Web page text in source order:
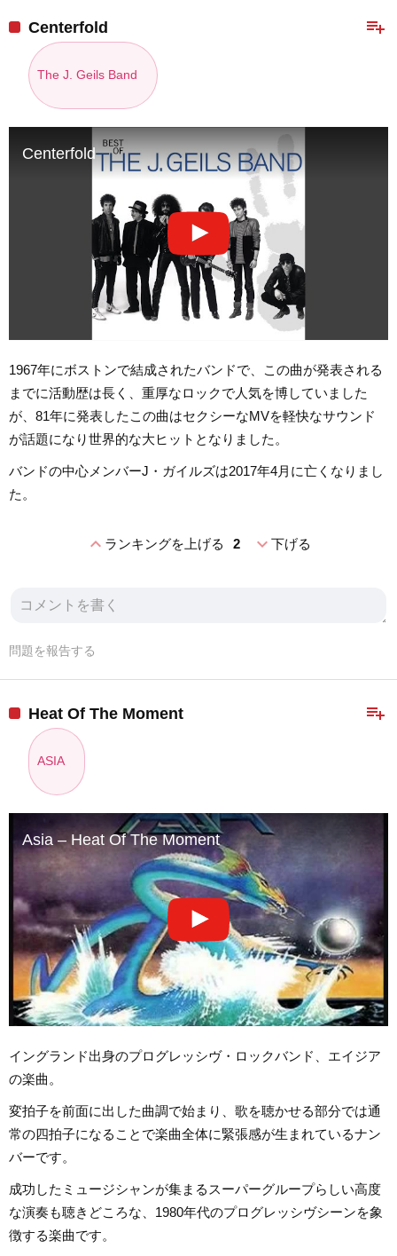
playlist_add
Centerfold
The J. Geils Band
Centerfold
1967年にボストンで結成されたバンドで、この曲が発表される
までに活動歴は長く、重厚なロックで人気を博していました
が、81年に発表したこの曲はセクシーなMVを軽快なサウンド
が話題になり世界的な大ヒットとなりました。
バンドの中心メンバーJ・ガイルズは2017年4月に亡くなりまし
た。
expand_lessランキングを上げる 2 expand_more下げる
問題を報告する
playlist_add
Heat Of The Moment
ASIA
Asia – Heat Of The Moment
イングランド出身のプログレッシヴ・ロックバンド、エイジア
の楽曲。
変拍子を前面に出した曲調で始まり、歌を聴かせる部分では通
常の四拍子になることで楽曲全体に緊張感が生まれているナン
バーです。
成功したミュージシャンが集まるスーパーグループらしい高度
な演奏も聴きどころな、1980年代のプログレッシヴシーンを象
徴する楽曲です。